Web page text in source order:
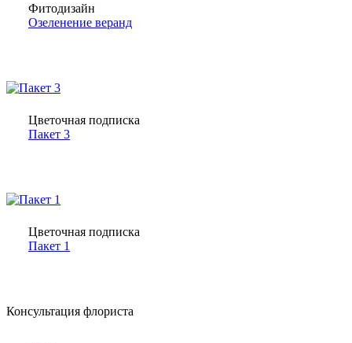
Фитодизайн
Озеленение веранд
Цветочная подписка
Пакет 3
Цветочная подписка
Пакет 1
Консультация флориста